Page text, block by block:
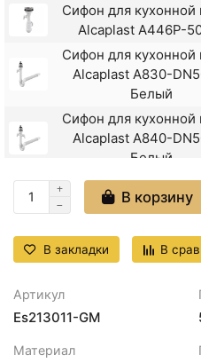
Сифон для кухонной
Alcaplast A446P-
Сифон для кухонной
Alcaplast A830-
Белый
Сифон для кухонной
Alcaplast A840-
Белый
В корзину
В закладки В
Артикул
Es213011-GM
Материал